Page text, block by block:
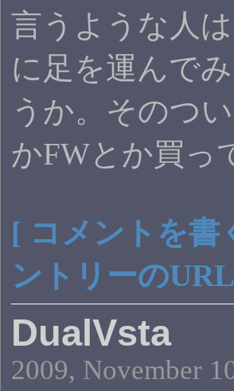
言うような人は
に足を運んで
うか。そのつ
かFWとか買っ
[ コメントを書
ントリーのURL
DualVsta
2009, November